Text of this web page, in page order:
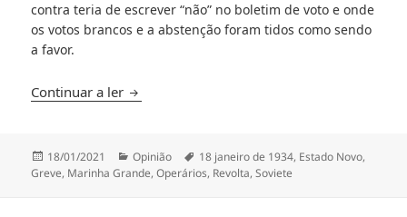
contra teria de escrever “não” no boletim de voto e onde
os votos brancos e a abstenção foram tidos como sendo
a favor.
Continuar a ler O breve “soviete” português – 18 de janeiro
Publicado
a
18/01/2021 Categorias
Opinião Etiquetas
18 janeiro de 1934, Estado Novo,
Greve, Marinha Grande,Operários, Revolta,Soviete